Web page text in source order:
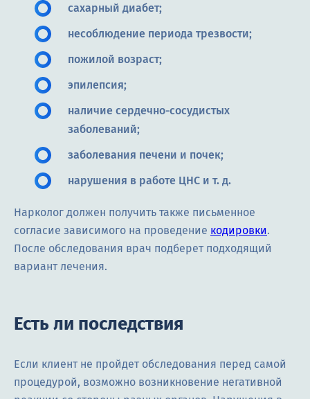
сахарный диабет;
несоблюдение периода трезвости;
пожилой возраст;
эпилепсия;
наличие сердечно-сосудистых
заболеваний;
заболевания печени и почек;
нарушения в работе ЦНС и т. д.
Нарколог должен получить также письменное
согласие зависимого на проведение кодировки.
После обследования врач подберет подходящий
вариант лечения.
Есть ли последствия
Если клиент не пройдет обследования перед самой
процедурой, возможно возникновение негативной